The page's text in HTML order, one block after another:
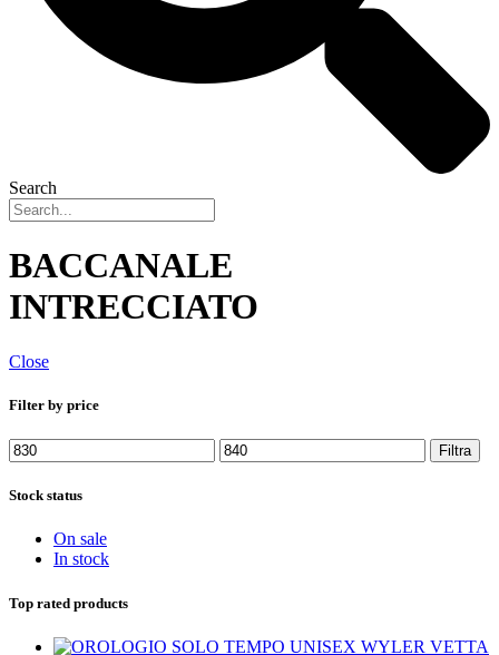
Search
BACCANALE
INTRECCIATO
Close
Filter by price
Prezzo
Min
Prezzo
Max
Filtra
Stock status
On sale
In stock
Top rated products